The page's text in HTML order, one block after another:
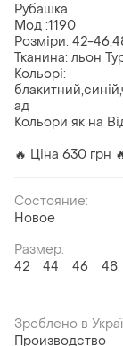
Рубашка
Мод :1190
Розміри: 42-
Тканина: льон
Кольорі:
ад
Кольори як на
🔥 Ціна 630 грн
Состояние:
Новое
Размер:
42
44 46 48
Зроблено в
Производство